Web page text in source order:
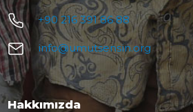
+90 216 391 86 88
info@umutsensin.org
Hakkımızda